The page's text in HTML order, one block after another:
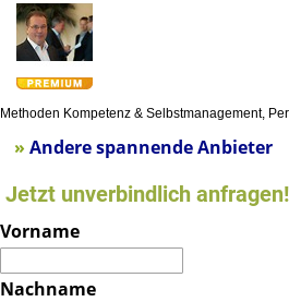
» Andere spannende Anbieter
Jetzt unverbindlich anfragen!
Vorname
Nachname